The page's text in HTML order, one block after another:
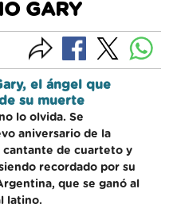
GARY
el ángel que
su muerte
lo olvida. Se
aniversario de la
de cuarteto y
recordado por su
que se ganó al
latino.